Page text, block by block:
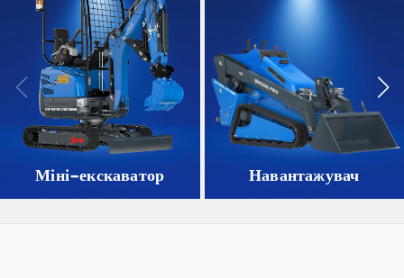
Міні-екскаватор Навантажувач